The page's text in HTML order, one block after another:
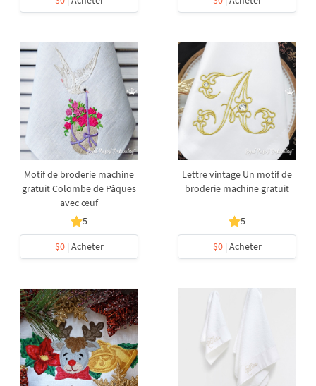
Motif de broderie machine
gratuit Colombe de Pâques
avec œuf
5
$0| Acheter
Lettre vintage Un motif de
broderie machine gratuit
5
$0| Acheter